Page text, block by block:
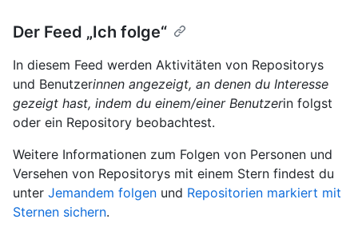
Der Feed „Ich folge“
In diesem Feed werden Aktivitäten von Repositorys
und Benutzerinnen angezeigt, an denen du Interesse
gezeigt hast, indem du einem/einer Benutzerin folgst
oder ein Repository beobachtest.
Weitere Informationen zum Folgen von Personen und
Versehen von Repositorys mit einem Stern findest du
unter Jemandem folgen und Repositorien markiert mit
Sternen sichern.